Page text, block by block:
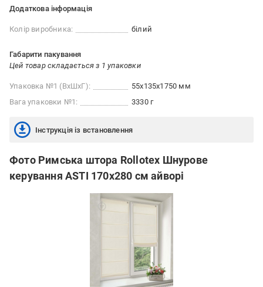
Додаткова інформація
Колір виробника: білий
Габарити пакування
Цей товар складається з 1 упаковки
Упаковка №1 (ВхШхГ):
55x135x1750 мм
Вага упаковки №1:
3330 г
Інструкція із встановлення
Фото Римська штора Rollotex Шнурове
керування ASTI 170x280 см айворі